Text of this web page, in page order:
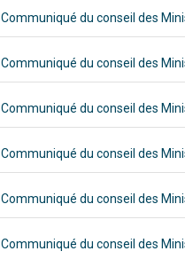
Communiqué du conseil des
Communiqué du conseil des
Communiqué du conseil des
Communiqué du conseil des
Communiqué du conseil des
Communiqué du conseil des